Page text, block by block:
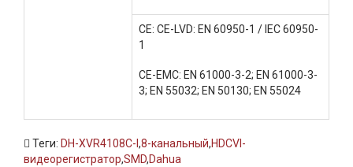
CE: CE-LVD: EN 60950-1 / IEC 60950-
1
CE-EMC: EN 61000-3-2; EN 61000-3-
3; EN 55032; EN 50130; EN 55024
Теги: DH-XVR4108C-I ,8-канальный,HDCVI-
видеорегистратор,SMD,Dahua